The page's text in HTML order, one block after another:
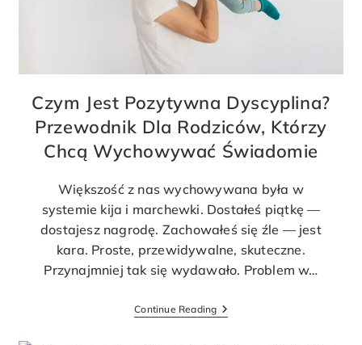
Czym Jest Pozytywna Dyscyplina?
Przewodnik Dla Rodziców, Którzy
Chcą Wychowywać Świadomie
Większość z nas wychowywana była w
systemie kija i marchewki. Dostałeś piątkę —
dostajesz nagrodę. Zachowałeś się źle — jest
kara. Proste, przewidywalne, skuteczne.
Przynajmniej tak się wydawało. Problem w…
Continue Reading